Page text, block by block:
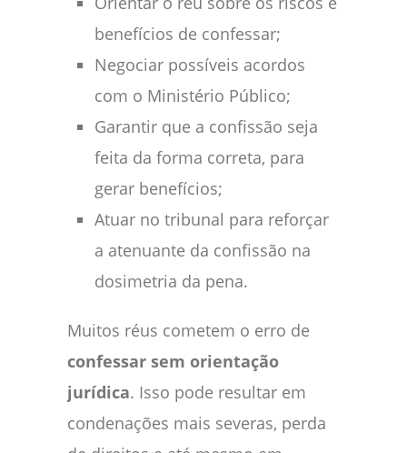
benefícios de confessar;
Negociar possíveis acordos
com o Ministério Público;
Garantir que a confissão seja
feita da forma correta, para
gerar benefícios;
Atuar no tribunal para reforçar
a atenuante da confissão na
dosimetria da pena.
Muitos réus cometem o erro de
confessar sem orientação
jurídica. Isso pode resultar em
condenações mais severas, perda